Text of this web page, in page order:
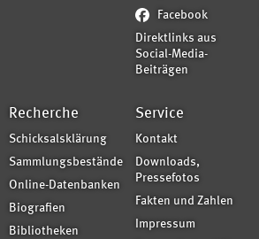
Facebook
Direktlinks aus
Social-Media-
Beiträgen
Recherche
Schicksalsklärung
Sammlungsbestände
Online-Datenbanken
Biografien
Bibliotheken
Service
Kontakt
Downloads,
Pressefotos
Fakten und Zahlen
Impressum